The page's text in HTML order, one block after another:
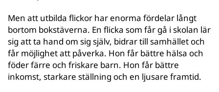
Men att utbilda flickor har enorma fördelar långt
bortom bokstäverna. En flicka som får gå i skolan lär
sig att ta hand om sig själv, bidrar till samhället och
får möjlighet att påverka. Hon får bättre hälsa och
föder färre och friskare barn. Hon får bättre
inkomst, starkare ställning och en ljusare framtid.